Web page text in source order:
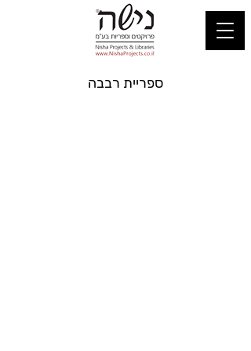
ספריית רבבה